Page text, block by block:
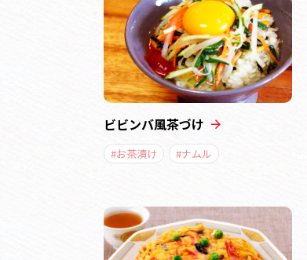
ビビンバ風茶づけ
#お茶漬け #ナムル